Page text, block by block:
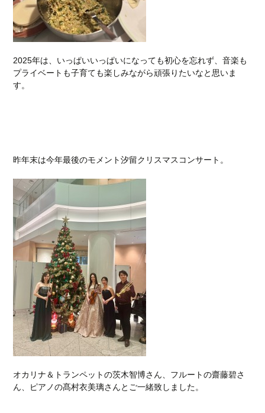
2025年は、いっぱいいっぱいになっても初心を忘れず、音楽も
プライベートも子育ても楽しみながら頑張りたいなと思いま
す。
昨年末は今年最後のモメント汐留クリスマスコンサート。
オカリナ＆トランペットの茨木智博さん、フルートの齋藤碧さ
ん、ピアノの髙村衣美璃さんとご一緒致しました。